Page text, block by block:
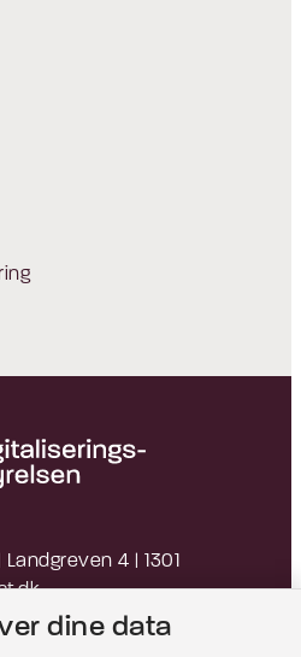
4 | 1301
34051178
dine data